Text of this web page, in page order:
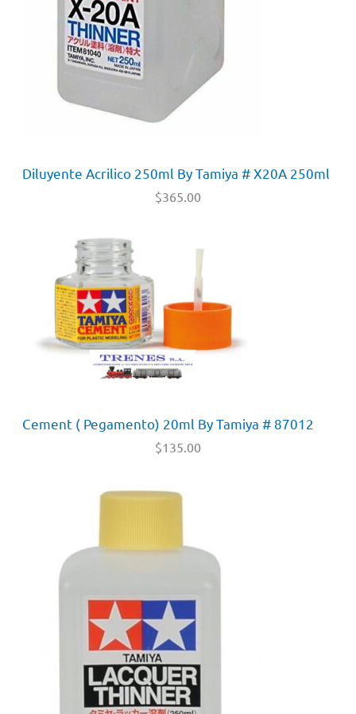
Diluyente Acrilico 250ml By Tamiya # X20A 250ml
$365.00
Cement ( Pegamento) 20ml By Tamiya # 87012
$135.00